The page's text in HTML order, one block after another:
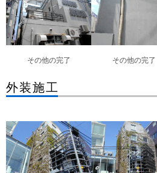
その他の完了 その他の完了
外装施工